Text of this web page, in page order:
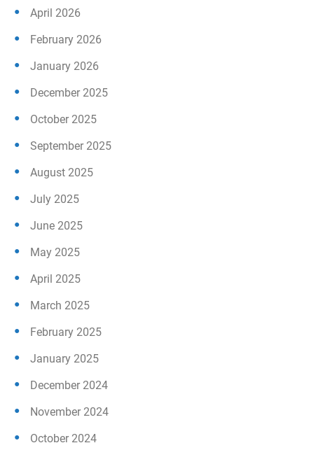
April 2026
February 2026
January 2026
December 2025
October 2025
September 2025
August 2025
July 2025
June 2025
May 2025
April 2025
March 2025
February 2025
January 2025
December 2024
November 2024
October 2024